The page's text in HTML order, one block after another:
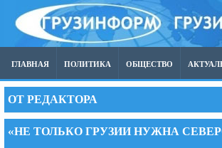
ГЛАВНАЯ ПОЛИТИКА ОБЩЕСТВО
ОТ РЕДАКТОРА
«НЕ ТОЛЬКО ГРУЗИИ НУЖНА